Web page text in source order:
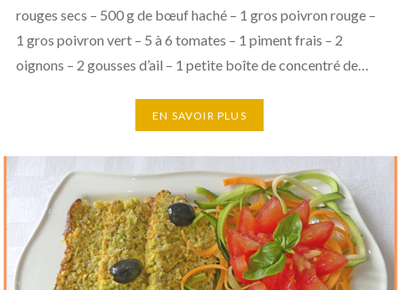
rouges secs – 500 g de bœuf haché – 1 gros poivron rouge –
1 gros poivron vert – 5 à 6 tomates – 1 piment frais – 2
oignons – 2 gousses d’ail – 1 petite boîte de concentré de…
EN SAVOIR PLUS